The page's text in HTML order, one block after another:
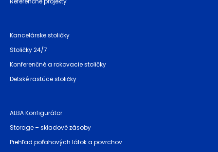
Kancelárske stoličky
Stoličky 24/7
Konferenčné a rokovacie stoličky
Detské rastúce stoličky
ALBA Konfigurátor
Storage – skladové zásoby
Prehľad poťahových látok a povrchov